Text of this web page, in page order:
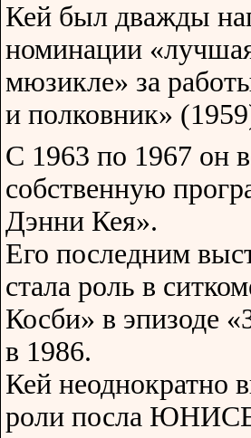
Кей был дважды
номинации
мюзикле» за
и полковник»
C 1963 по 1967 он
собственную
Дэнни Кея».
Его последним
стала роль в
Косби» в эпизоде
в 1986.
Кей неоднократно
роли посла